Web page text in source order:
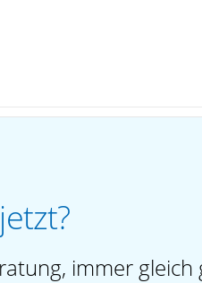
immer gleich